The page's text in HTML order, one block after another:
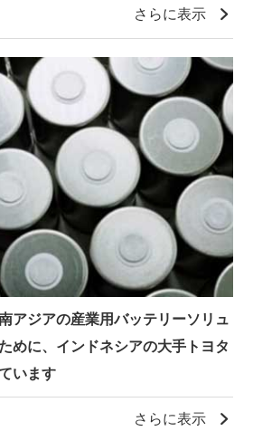
さらに表示 
アジアの産業用バッテリーソリュ
めに、インドネシアの大手トヨタ
います
さらに表示 